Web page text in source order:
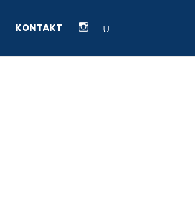
KONTAKT I